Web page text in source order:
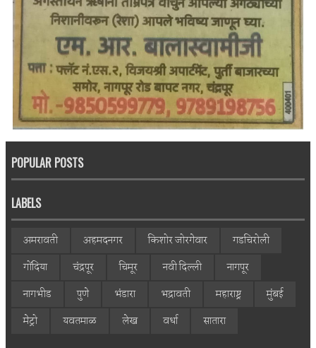
POPULAR POSTS
LABELS
अमरावती अहमदनगर किशोर जोरगेवार
गडचिरोली
गोंदिया
चंद्रपूर चिमूर नवी दिल्ली
नागपूर
नागभीड
पुणे भंडारा भद्रावती महाराष्ट्र
मुंबई
मेट्रो
यवतमाळ लेख वर्धा सातारा